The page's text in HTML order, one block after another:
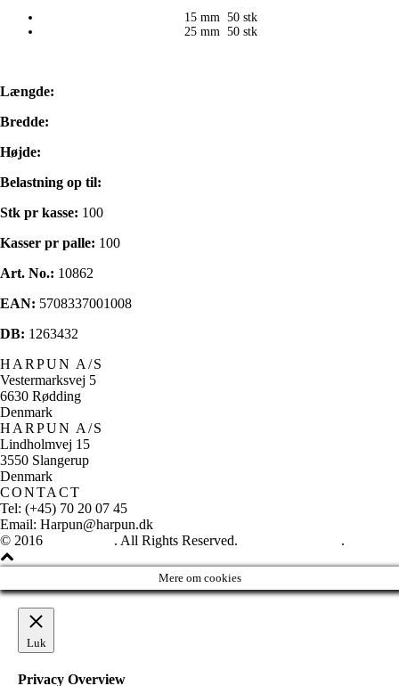
15 mm 50 stk
25 mm 50 stk
Længde:
Bredde:
Højde:
Belastning op til:
Stk pr kasse: 100
Kasser pr palle: 100
Art. No.: 10862
EAN: 5708337001008
DB: 1263432
HARPUN A/S
Vestermarksvej 5
6630 Rødding
Denmark
HARPUN A/S
Lindholmvej 15
3550 Slangerup
Denmark
CONTACT
Tel: (+45) 70 20 07 45
Email: Harpun@harpun.dk
© 2016
. All Rights Reserved. .
Mere om cookies
Luk
Privacy Overview